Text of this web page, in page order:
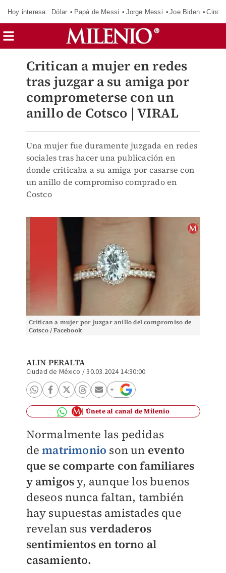
Hoy interesa: Dólar Papá de Messi Jorge Messi Joe Biden
Critican a mujer en redes
tras juzgar a su amiga por
comprometerse con un
anillo de Cotsco | VIRAL
Una mujer fue duramente juzgada en redes
sociales tras hacer una publicación en
donde criticaba a su amiga por casarse con
un anillo de compromiso comprado en
Costco
Critican a mujer por juzgar anillo del compromiso de
Cotsco / Facebook
ALIN PERALTA
Ciudad de México /30.03.2024 14:30:00
Únete al canal de Milenio
Normalmente las pedidas
de matrimonio son un evento
que se comparte con familiares
y amigosy, aunque los buenos
deseos nunca faltan, también
hay supuestas amistades que
revelan sus verdaderos
sentimientos en torno al
casamiento.